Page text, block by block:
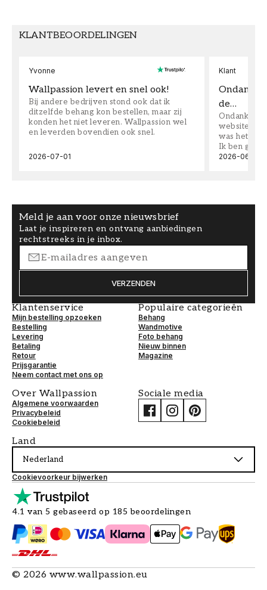
KLANTBEOORDELINGEN
Yvonne
Wallpassion levert en snel ook!
Bij andere bedrijven stond ook dat ik
ditzelfde behang kon bestellen, maar zij
konden het niet leveren. Wallpassion wel
en leverden bovendien ook snel.
2026-07-01
Klant
Ondanks
de…
Ondanks
website
was het
Ik ben
2026-06-08
Meld je aan voor onze nieuwsbrief
Laat je inspireren en ontvang aanbiedingen
rechtstreeks in je inbox.
VERZENDEN
Klantenservice
Mijn bestelling opzoeken
Bestelling
Levering
Betaling
Retour
Prijsgarantie
Neem contact met ons op
Populaire categorieën
Behang
Wandmotive
Foto behang
Nieuw binnen
Magazine
Over Wallpassion
Algemene voorwaarden
Privacybeleid
Cookiebeleid
Sociale media
Land
Nederland
Cookievoorkeur bijwerken
4.1 van 5 gebaseerd op 185 beoordelingen
© 2026 www.wallpassion.eu